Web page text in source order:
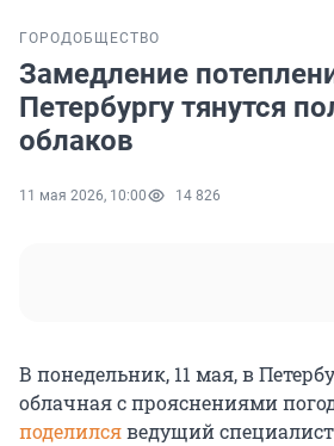
ГОРОДОБЩЕСТВО
Замедление
Петербургу тянутся
облаков
11 мая 2026, 10:00 14 826
В понедельник, 11 мая, в
облачная с прояснениями
поделилсяведущий